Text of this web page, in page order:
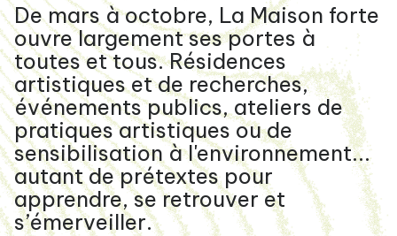
De mars à octobre, La Maison forte
ouvre largement ses portes à
toutes et tous. Résidences
artistiques et de recherches,
événements publics, ateliers de
pratiques artistiques ou de
sensibilisation à l'environnement...
autant de prétextes pour
apprendre, se retrouver et
s’émerveiller.